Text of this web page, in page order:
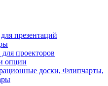
презентаций
проекторов
опции
доски, Флипчарты,